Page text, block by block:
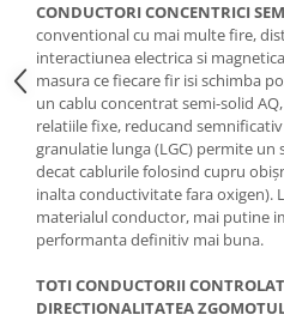
CONDUCTORI CONCENTRICI
conventional cu mai multe fire,
interactiunea electrica si
masura ce fiecare fir isi schimba
un cablu concentrat semi-solid
relatiile fixe, reducand
granulatie lunga (LGC) permite un
decat cablurile folosind cupru
inalta conductivitate fara oxigen).
materialul conductor, mai putine
performanta definitiv mai buna.
TOTI CONDUCTORII
DIRECTIONALITATEA